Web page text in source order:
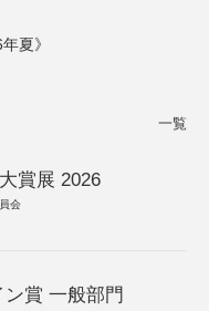
夏》
一覧
賞展 2026
会
賞 一般部門